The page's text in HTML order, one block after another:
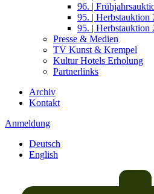
96. |
95. | Herbstauktion
95. | Herbstauktion
Presse & Medien
TV Kunst & Krempel
Kultur Hotels Erholung
Partnerlinks
Archiv
Kontakt
Anmeldung
Deutsch
English